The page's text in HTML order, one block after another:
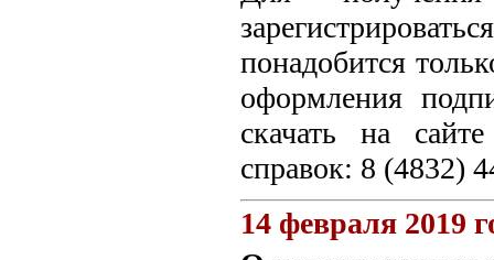
понадобится
оформления
скачать на
справок: 8 (4832)
14 февраля 2019